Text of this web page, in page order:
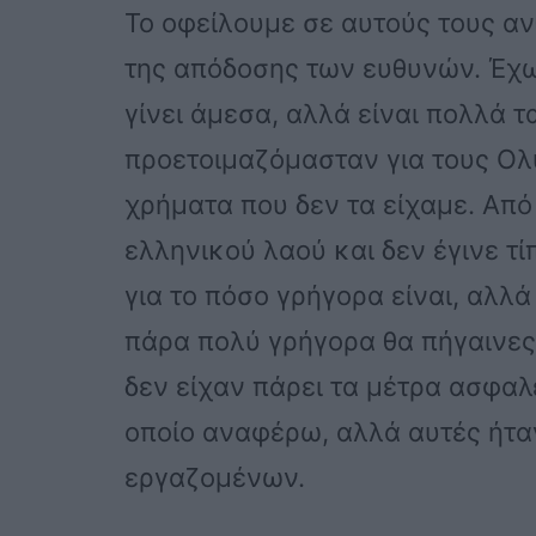
Το οφείλουμε σε αυτούς τους
της απόδοσης των ευθυνών.
γίνει άμεσα, αλλά είναι πολλά
προετοιμαζόμασταν για τους
χρήματα που δεν τα είχαμε. Από
ελληνικού λαού και δεν έγινε
για το πόσο γρήγορα είναι, αλλά
πάρα πολύ γρήγορα θα
δεν είχαν πάρει τα μέτρα
οποίο αναφέρω, αλλά αυτές
εργαζομένων.